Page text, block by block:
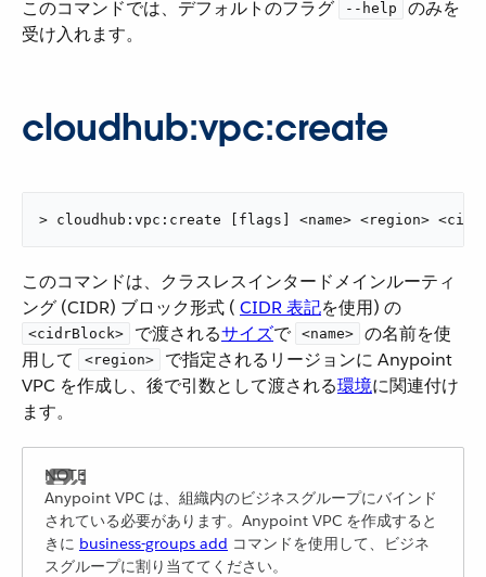
このコマンドでは、デフォルトのフラグ ​
--help
​ のみを
受け入れます。
cloudhub:vpc:create
> cloudhub:vpc:create [flags] <name> <region>
このコマンドは、クラスレスインタードメインルーティ
ング (CIDR) ブロック形式 ( CIDR 表記​を使用) の ​
<cidrBlock> ​ で渡される​サイズ​で ​ <name>
​ の名前を使
用して ​
<region>
​ で指定されるリージョンに Anypoint
VPC を作成し、後で引数として渡される​環境​に関連付け
ます。
Anypoint VPC は、組織内のビジネスグループにバインド
されている必要があります。Anypoint VPC を作成すると
きに ​ business-groups add ​ コマンドを使用して、ビジネ
スグループに割り当ててください。